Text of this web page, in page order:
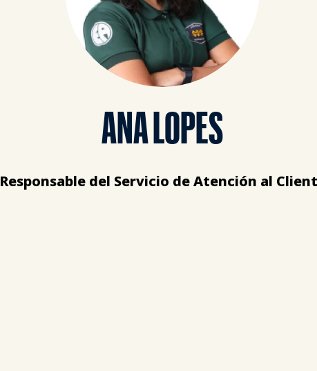
ANA LOPES
Responsable del Servicio de Atención al